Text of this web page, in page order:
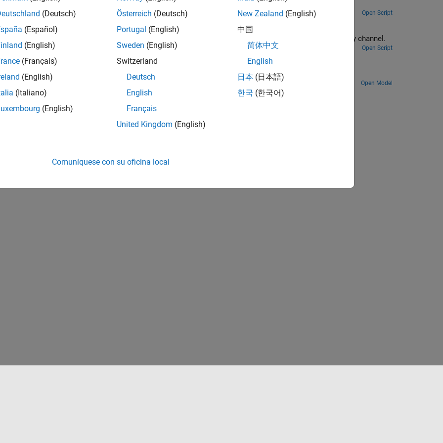
Measure the packet error rate of an IEEE 802.11ad control PHY link by using an end-to-end simulation.
Open Script
Measure the packet error rate of an IEEE 802.11ad single-carrier link by using and end-to-end simulation with a TGay channel.
Open Script
Single Carrier Link with RF Beamforming in Simulink
Model an IEEE 802.11ad single-carrier link in Simulink
Open Model
How useful was this information?
(Deutsch)
(Español)
(English)
(Français)
(English)
(Italiano)
(English)
Österreich (Deutsch)
Portugal (English)
Sweden (English)
Switzerland
Deutsch
English
Français
United Kingdom (English)
New Zealand (English)
中国
简体中文
English
日本 (日本語)
한국 (한국어)
Comuníquese con su oficina local